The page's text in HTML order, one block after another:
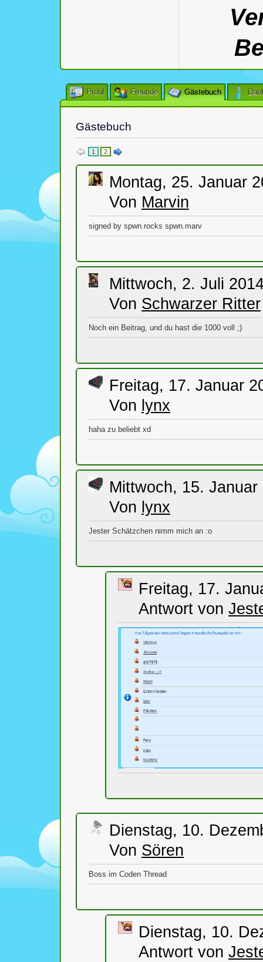
Profil Freunde Gästebuch
Gästebuch
1 2
Montag, 25. Januar
Von Marvin
signed by spwn.rocks spwn.marv
Mittwoch, 2. Juli
Von Schwarzer Ritter
Noch ein Beitrag, und du hast die 1000 voll ;)
Freitag, 17. Januar
Von lynx
haha zu beliebt xd
Mittwoch, 15.
Von lynx
Jester Schätzchen nimm mich an :o
Freitag, 17.
Antwort von
Dienstag, 10.
Von Sören
Boss im Coden Thread
Dienstag, 10.
Antwort von